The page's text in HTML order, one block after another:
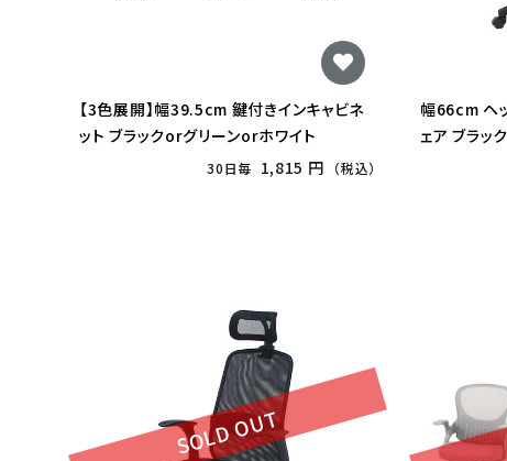
【3色展開】幅39.5cm 鍵付きインキャビネ
ット ブラックorグリーンorホワイト
30日毎 1,815 円 （税込）
幅66cm ヘ
ェア ブラック
SOLD OUT